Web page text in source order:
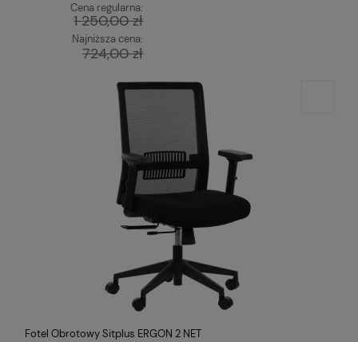
Cena regularna:
1 250,00 zł
Najniższa cena:
724,00 zł
Fotel Obrotowy Sitplus ERGON 2 NET